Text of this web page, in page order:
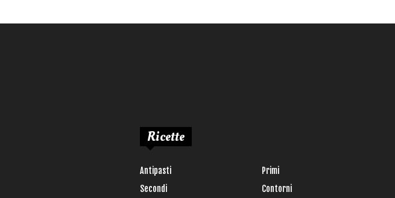
Ricette
Antipasti
Primi
Secondi
Contorni